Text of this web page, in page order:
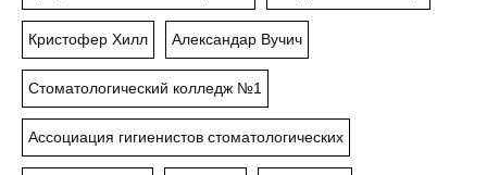
Кристофер Хилл Александар Вучич
Стоматологический колледж №1
Ассоциация гигиенистов стоматологических